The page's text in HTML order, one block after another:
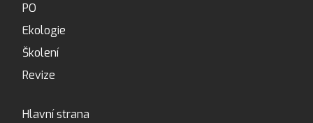
PO
Ekologie
Školení
Revize
Hlavní strana